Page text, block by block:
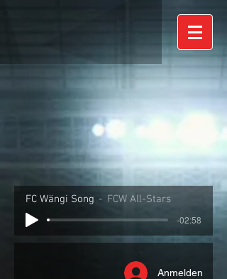
FC Wängi Song FCW All-Stars
-02:58
Anmelden